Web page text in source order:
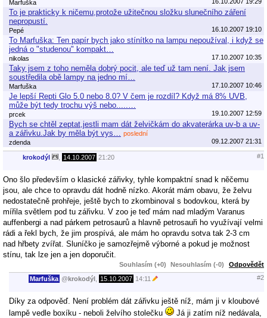
Marfuška
To je prakticky k ničemu,protože užitečnou složku slunečního záření
nepropustí.
Pepé 16.10.2007 19:10
To Marfuška: Ten papír bych jako stínítko na lampu nepoužíval, i když se
jedná o "studenou" kompakt…
nikolas 17.10.2007 10:35
Taky jsem z toho neměla dobrý pocit, ale teď už tam není. Jak jsem
soustředila obě lampy na jedno mí…
Marfuška 17.10.2007 10:46
Je lepší Repti Glo 5.0 nebo 8.0? V čem je rozdíl? Když má 8% UVB,
může být tedy trochu výš nebo.....…
prcek 19.10.2007 12:59
Bych se chtěl zeptat,jestli mam dát želvičkám do akvaterárka uv-b a uv-
a zářivku.Jak by měla být vys…
poslední
zdenda
09.12.2007 21:31
krokodýl 14.10.2007 21:20 #1
Ono šlo především o klasické zářivky, tyhle kompaktní snad k něčemu
jsou, ale chce to opravdu dát hodně nízko. Akorát mám obavu, že želvu
nedostatečně prohřeje, ještě bych to zkombinoval s bodovkou, která by
mířila světlem pod tu zářivku. V zoo je teď mám nad mladým Varanus
auffenbergi a nad párkem petrosaurů a hlavně petrosauři ho využívají velmi
rádi a řekl bych, že jim prospívá, ale mám ho opravdu sotva tak 2-3 cm
nad hřbety zvířat. Sluníčko je samozřejmě výborné a pokud je možnost
stínu, tak lze jen a jen doporučit.
Souhlasím (+0) Nesouhlasím (-0) Odpovědět
Marfuška @krokodýl 15.10.2007 14:11 #2
Díky za odpověď. Není problém dát zářivku ještě níž, mám ji v kloubové
lampě vedle boxíku - neboli želvího stolečku
Já ji zatím níž nedávala,